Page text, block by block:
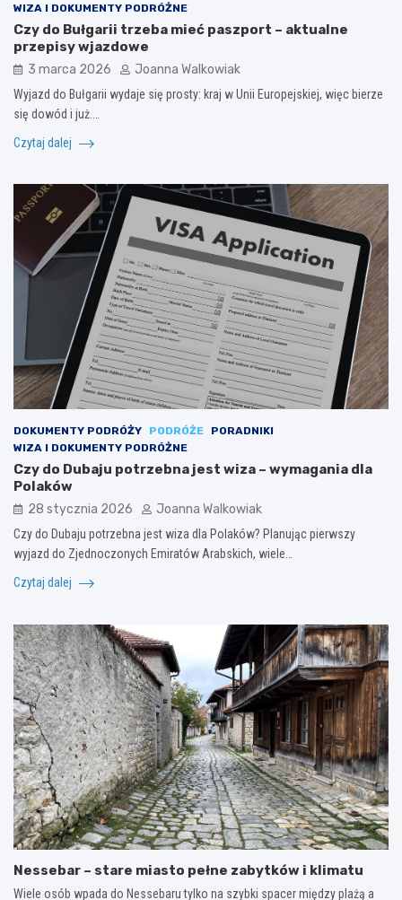
WIZA I DOKUMENTY PODRÓŻNE
Czy do Bułgarii trzeba mieć paszport – aktualne
przepisy wjazdowe
3 marca 2026 Joanna Walkowiak
Wyjazd do Bułgarii wydaje się prosty: kraj w Unii Europejskiej, więc bierze
się dowód i już.…
Czytaj dalej
DOKUMENTY PODRÓŻY PODRÓŻE
PORADNIKI
WIZA I DOKUMENTY PODRÓŻNE
Czy do Dubaju potrzebna jest wiza – wymagania dla
Polaków
28 stycznia 2026 Joanna Walkowiak
Czy do Dubaju potrzebna jest wiza dla Polaków? Planując pierwszy
wyjazd do Zjednoczonych Emiratów Arabskich, wiele…
Czytaj dalej
Nessebar – stare miasto pełne zabytków i klimatu
Wiele osób wpada do Nessebaru tylko na szybki spacer między plażą a